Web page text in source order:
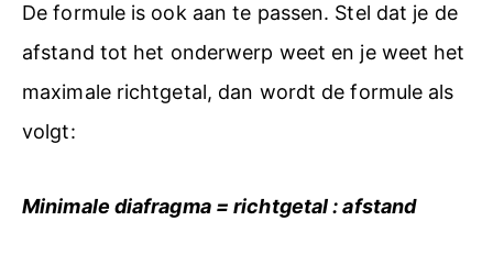
De formule is ook aan te passen. Stel dat je de
afstand tot het onderwerp weet en je weet het
maximale richtgetal, dan wordt de formule als
volgt:
Minimale diafragma = richtgetal : afstand